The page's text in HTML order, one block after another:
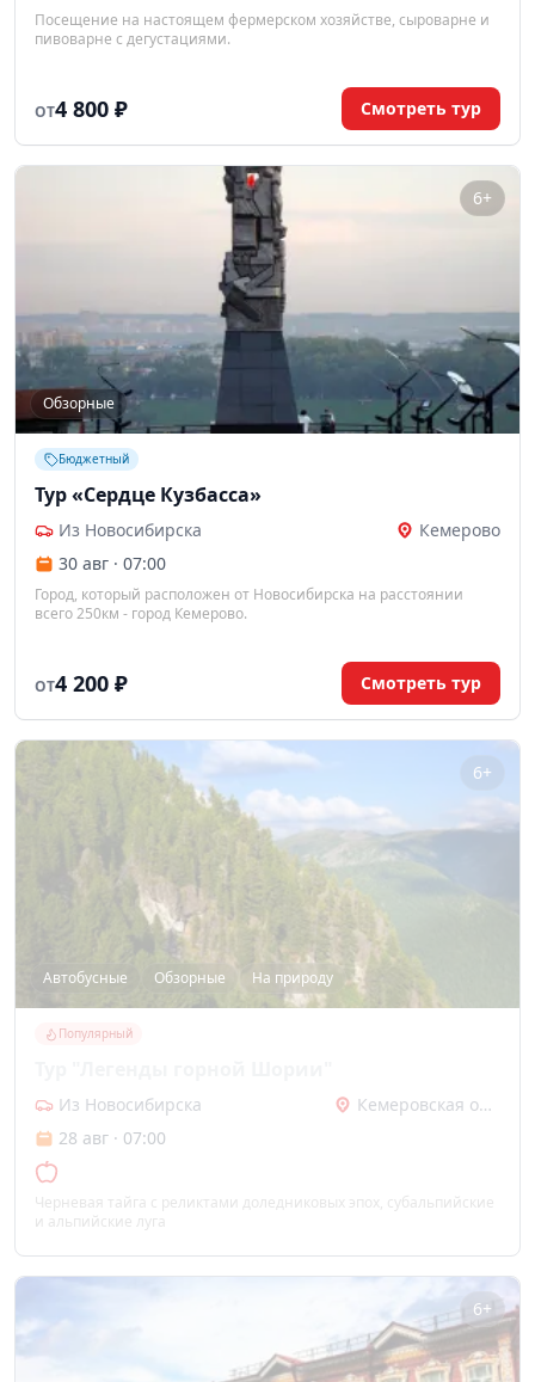
Посещение на настоящем фермерском хозяйстве, сыроварне и
пивоварне с дегустациями.
ОТ4 800 ₽ Смотреть тур
6+
Обзорные
Бюджетный
Тур «Сердце Кузбасса»
Из Новосибирска
Кемерово
30 авг · 07:00
Город, который расположен от Новосибирска на расстоянии
всего 250км - город Кемерово.
ОТ4 200 ₽ Смотреть тур
6+
Автобусные Обзорные На природу
Популярный
Из Новосибирска
Кемеровская область
28 авг · 07:00
Черневая тайга с реликтами доледниковых эпох, субальпийские
и альпийские луга
6+